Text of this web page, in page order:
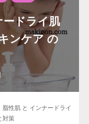
ードライ肌
ンケア の
脂性肌 と インナードライ
対策